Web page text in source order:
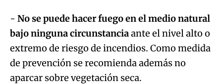
- No se puede hacer fuego en el medio natural
bajo ninguna circunstanciaante el nivel alto o
extremo de riesgo de incendios. Como medida
de prevención se recomienda además no
aparcar sobre vegetación seca.